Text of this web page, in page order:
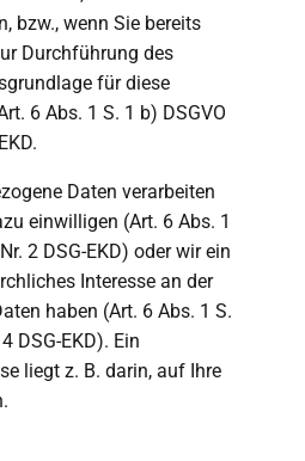
bzw., wenn Sie bereits
Durchführung des
für diese
6 Abs. 1 S. 1 b) DSGVO
Daten verarbeiten
einwilligen (Art. 6 Abs. 1
2 DSG-EKD) oder wir ein
Interesse an der
haben (Art. 6 Abs. 1 S.
DSG-EKD). Ein
liegt z. B. darin, auf Ihre